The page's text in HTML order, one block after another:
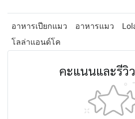
อาหารเปียกแมว อาหารแมว
โลล่าแอนด์โค
คะแนนและรีวิ